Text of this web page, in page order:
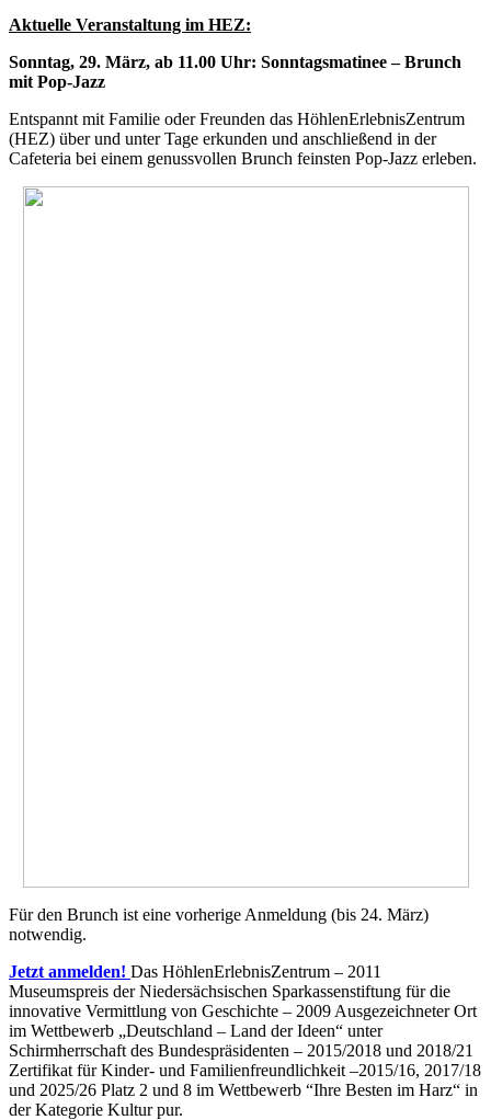
Aktuelle Veranstaltung im HEZ:
Sonntag, 29. März, ab 11.00 Uhr: Sonntagsmatinee – Brunch
mit Pop-Jazz
Entspannt mit Familie oder Freunden das HöhlenErlebnisZentrum
(HEZ) über und unter Tage erkunden und anschließend in der
Cafeteria bei einem genussvollen Brunch feinsten Pop-Jazz erleben.
Für den Brunch ist eine vorherige Anmeldung (bis 24. März)
notwendig.
Jetzt anmelden! Das HöhlenErlebnisZentrum – 2011
Museumspreis der Niedersächsischen Sparkassenstiftung für die
innovative Vermittlung von Geschichte – 2009 Ausgezeichneter Ort
im Wettbewerb „Deutschland – Land der Ideen“ unter
Schirmherrschaft des Bundespräsidenten – 2015/2018 und 2018/21
Zertifikat für Kinder- und Familienfreundlichkeit –2015/16, 2017/18
und 2025/26 Platz 2 und 8 im Wettbewerb “Ihre Besten im Harz“ in
der Kategorie Kultur pur.